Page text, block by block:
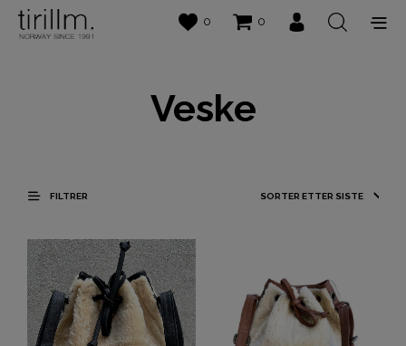
0 0
Veske
FILTRER